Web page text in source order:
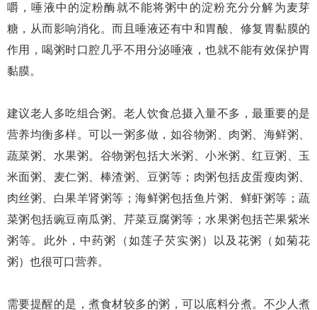
嚼，唾液中的淀粉酶就不能将粥中的淀粉充分分解为麦芽
糖，从而影响消化。而且唾液还有中和胃酸、修复胃黏膜的
作用，喝粥时口腔几乎不用分泌唾液，也就不能有效保护胃
黏膜。
建议老人多吃组合粥。老人饮食总摄入量不多，最重要的是
营养均衡多样。可以一粥多做，如谷物粥、肉粥、海鲜粥、
蔬菜粥、水果粥。谷物粥包括大米粥、小米粥、红豆粥、玉
米面粥、麦仁粥、棒渣粥、豆粥等；肉粥包括皮蛋瘦肉粥、
肉丝粥、白果羊肾粥等；海鲜粥包括鱼片粥、鲜虾粥等；蔬
菜粥包括豌豆南瓜粥、芹菜豆腐粥等；水果粥包括芒果紫米
粥等。此外，中药粥（如莲子芡实粥）以及花粥（如菊花
粥）也很可口营养。
需要提醒的是，煮食材较多的粥，可以底料分煮。不少人煮